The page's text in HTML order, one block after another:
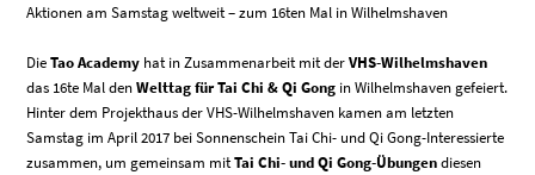
Aktionen am Samstag weltweit – zum 16ten Mal in Wilhelmshaven
DieTao Academy hat in Zusammenarbeit mit derVHS-Wilhelmshaven
das 16te Mal denWelttag für Tai Chi & Qi Gong in Wilhelmshaven gefeiert.
Hinter dem Projekthaus der VHS-Wilhelmshaven kamen am letzten
Samstag im April 2017 bei Sonnenschein Tai Chi- und Qi Gong-Interessierte
zusammen, um gemeinsam mitTai Chi- und Qi Gong-Übungendiesen